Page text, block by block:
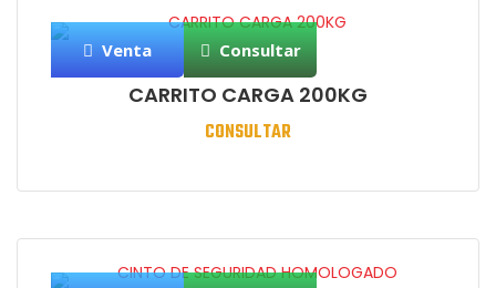
Venta Consultar
CARRITO CARGA 200KG
CONSULTAR